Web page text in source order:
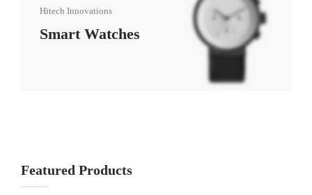
Hitech Innovations
Smart Watches
Featured Products